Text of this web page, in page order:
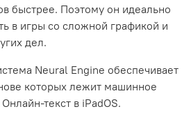
быстрее. Поэтому он идеально
в игры со сложной графикой и
дел.
Neural Engine обеспечивает
которых лежит машинное
в iPadOS.